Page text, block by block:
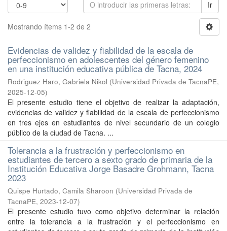
Ir
Mostrando ítems 1-2 de 2
Evidencias de validez y fiabilidad de la escala de
perfeccionismo en adolescentes del género femenino
en una institución educativa pública de Tacna, 2024
Rodriguez Haro, Gabriela Nikol (Universidad Privada de TacnaPE,
2025-12-05)
El presente estudio tiene el objetivo de realizar la adaptación,
evidencias de validez y fiabilidad de la escala de perfeccionismo
en tres ejes en estudiantes de nivel secundario de un colegio
público de la ciudad de Tacna. ...
Tolerancia a la frustración y perfeccionismo en
estudiantes de tercero a sexto grado de primaria de la
Institución Educativa Jorge Basadre Grohmann, Tacna
2023
Quispe Hurtado, Camila Sharoon (Universidad Privada de
TacnaPE, 2023-12-07)
El presente estudio tuvo como objetivo determinar la relación
entre la tolerancia a la frustración y el perfeccionismo en